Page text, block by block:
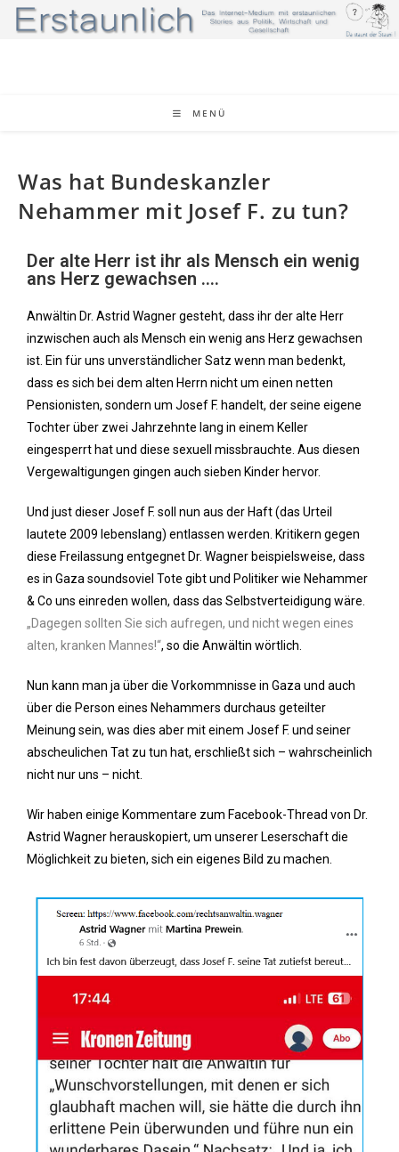
MENÜ
Was hat Bundeskanzler
Nehammer mit Josef F. zu tun?
Der alte Herr ist ihr als Mensch ein wenig
ans Herz gewachsen ....
Anwältin Dr. Astrid Wagner gesteht, dass ihr der alte Herr
inzwischen auch als Mensch ein wenig ans Herz gewachsen
ist. Ein für uns unverständlicher Satz wenn man bedenkt,
dass es sich bei dem alten Herrn nicht um einen netten
Pensionisten, sondern um Josef F. handelt, der seine eigene
Tochter über zwei Jahrzehnte lang in einem Keller
eingesperrt hat und diese sexuell missbrauchte. Aus diesen
Vergewaltigungen gingen auch sieben Kinder hervor.
Und just dieser Josef F. soll nun aus der Haft (das Urteil
lautete 2009 lebenslang) entlassen werden. Kritikern gegen
diese Freilassung entgegnet Dr. Wagner beispielsweise, dass
es in Gaza soundsoviel Tote gibt und Politiker wie Nehammer
& Co uns einreden wollen, dass das Selbstverteidigung wäre.
„Dagegen sollten Sie sich aufregen, und nicht wegen eines
alten, kranken Mannes!“, so die Anwältin wörtlich.
Nun kann man ja über die Vorkommnisse in Gaza und auch
über die Person eines Nehammers durchaus geteilter
Meinung sein, was dies aber mit einem Josef F. und seiner
abscheulichen Tat zu tun hat, erschließt sich – wahrscheinlich
nicht nur uns – nicht.
Wir haben einige Kommentare zum Facebook-Thread von Dr.
Astrid Wagner herauskopiert, um unserer Leserschaft die
Möglichkeit zu bieten, sich ein eigenes Bild zu machen.